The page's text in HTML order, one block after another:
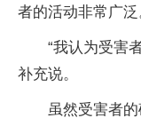
者的活动非常广泛
“我认为受害
补充说。
虽然受害者